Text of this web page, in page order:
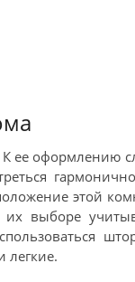
ее оформлению
этой
выборе
легкие.